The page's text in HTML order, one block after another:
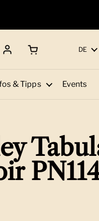
Sprache
DE
& Tipps Events